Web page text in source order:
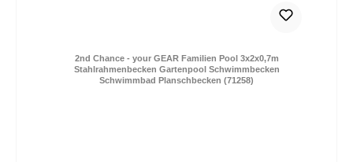
2nd Chance - your GEAR Familien Pool 3x2x0,7m
Stahlrahmenbecken Gartenpool Schwimmbecken
Schwimmbad Planschbecken (71258)